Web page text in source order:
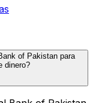
of Pakistan para
dinero?